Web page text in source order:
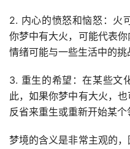
2. 内心的愤怒和恼怒：火
你梦中有大火，可能代表
情绪可能与一些生活中的挑
3. 重生的希望：在某些文
此，如果你梦中有大火，
反省来重生或重新开始某个
梦境的含义是非常主观的